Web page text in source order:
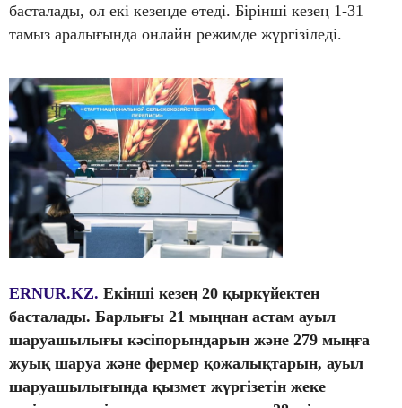
басталады, ол екі кезеңде өтеді. Бірінші кезең 1-31
тамыз аралығында онлайн режимде жүргізіледі.
ERNUR.KZ. Екінші кезең 20 қыркүйектен
басталады. Барлығы 21 мыңнан астам ауыл
шаруашылығы кәсіпорындарын және 279 мыңға
жуық шаруа және фермер қожалықтарын, ауыл
шаруашылығында қызмет жүргізетін жеке